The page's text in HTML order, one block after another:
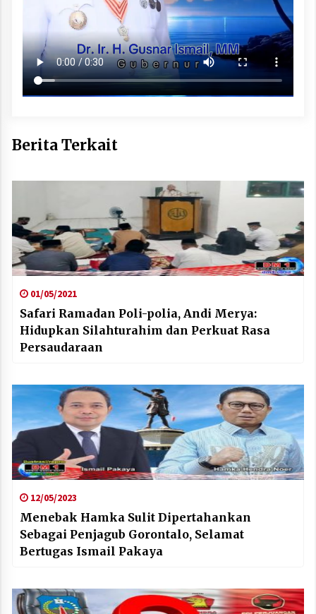
Berita Terkait
01/05/2021
Safari Ramadan Poli-polia, Andi Merya:
Hidupkan Silahturahim dan Perkuat Rasa
Persaudaraan
12/05/2023
Menebak Hamka Sulit Dipertahankan
Sebagai Penjagub Gorontalo, Selamat
Bertugas Ismail Pakaya